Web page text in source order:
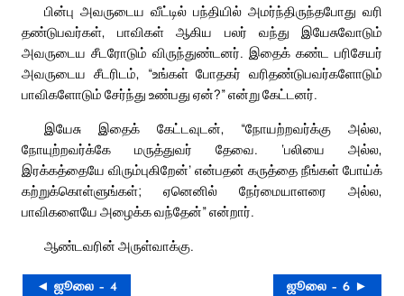
பின்பு அவருடைய வீட்டில் பந்தியில் அமர்ந்திருந்தபோது வரி
தண்டுபவர்கள், பாவிகள் ஆகிய பலர் வந்து இயேசுவோடும்
அவருடைய சீடரோடும் விருந்துண்டனர். இதைக் கண்ட பரிசேயர்
அவருடைய சீடரிடம், “உங்கள் போதகர் வரிதண்டுபவர்களோடும்
பாவிகளோடும் சேர்ந்து உண்பது ஏன்?” என்று கேட்டனர்.
இயேசு இதைக் கேட்டவுடன், “நோயற்றவர்க்கு அல்ல,
நோயுற்றவர்க்கே மருத்துவர் தேவை. ‘பலியை அல்ல,
இரக்கத்தையே விரும்புகிறேன்’ என்பதன் கருத்தை நீங்கள் போய்க்
கற்றுக்கொள்ளுங்கள்; ஏனெனில் நேர்மையாளரை அல்ல,
பாவிகளையே அழைக்க வந்தேன்” என்றார்.
ஆண்டவரின் அருள்வாக்கு.
◄ ஜூலை – 4 ஜூலை – 6 ►